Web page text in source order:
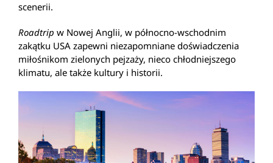
scenerii.
Roadtrip w Nowej Anglii, w północno-wschodnim
zakątku USA zapewni niezapomniane doświadczenia
miłośnikom zielonych pejzaży, nieco chłodniejszego
klimatu, ale także kultury i historii.